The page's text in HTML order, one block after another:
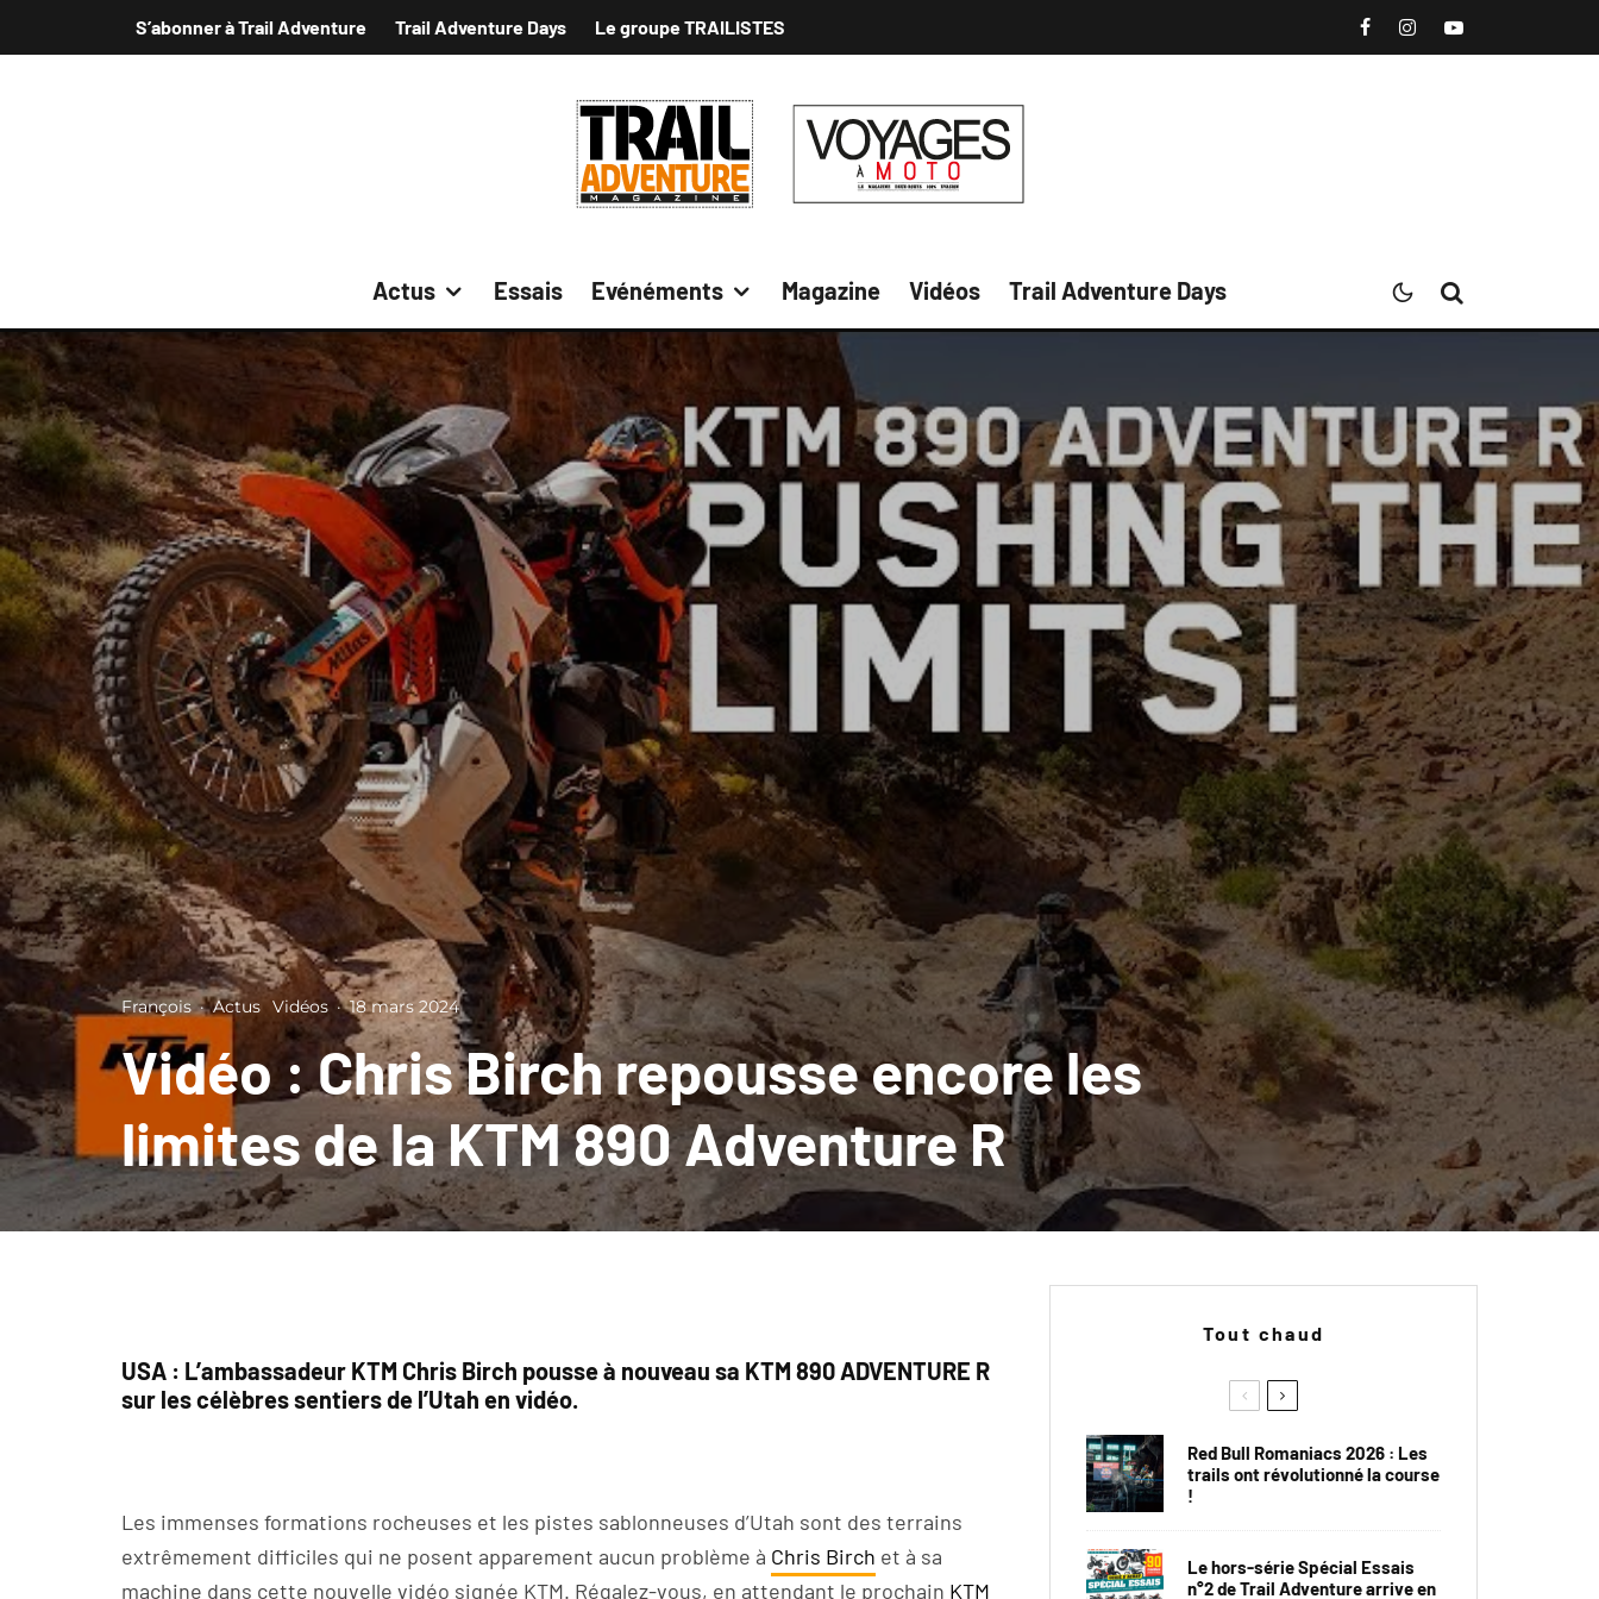
S’abonner à Trail Adventure Trail Adventure Days Le groupe TRAILISTES
Actus Essais Evénéments Magazine Vidéos Trail Adventure Days
François · Actus Vidéos · 18 mars 2024
Vidéo : Chris Birch repousse encore les
limites de la KTM 890 Adventure R
USA : L’ambassadeur KTM Chris Birch pousse à nouveau sa KTM 890 ADVENTURE R
sur les célèbres sentiers de l’Utah en vidéo.
Les immenses formations rocheuses et les pistes sablonneuses d’Utah sont des terrains
extrêmement difficiles qui ne posent apparement aucun problème à Chris Birch et à sa
machine dans cette nouvelle vidéo signée KTM. Régalez-vous, en attendant le prochain KTM
Tout chaud
Red Bull Romaniacs 2026 : Les
trails ont révolutionné la course
!
Le hors-série Spécial Essais
n°2 de Trail Adventure arrive en